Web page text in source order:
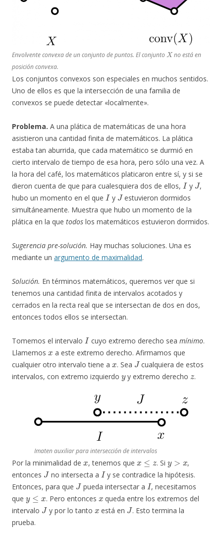
Envolvente convexa de un conjunto de puntos. El conjunto
X
no está en
posición convexa.
Los conjuntos convexos son especiales en muchos sentidos.
Uno de ellos es que la intersección de una familia de
convexos se puede detectar «localmente».
Problema. A una plática de matemáticas de una hora
asistieron una cantidad finita de matemáticos. La plática
estaba tan aburrida, que cada matemático se durmió en
cierto intervalo de tiempo de esa hora, pero sólo una vez. A
la hora del café, los matemáticos platicaron entre sí, y si se
dieron cuenta de que para cualesquiera dos de ellos,
I
y
J
,
hubo un momento en el que
I
y
J
estuvieron dormidos
simultáneamente. Muestra que hubo un momento de la
plática en la que todos los matemáticos estuvieron dormidos.
Sugerencia pre-solución. Hay muchas soluciones. Una es
mediante un argumento de maximalidad.
Solución. En términos matemáticos, queremos ver que si
tenemos una cantidad finita de intervalos acotados y
cerrados en la recta real que se intersectan de dos en dos,
entonces todos ellos se intersectan.
Tomemos el intervalo
I
cuyo extremo derecho sea mínimo.
Llamemos
x
a este extremo derecho. Afirmamos que
cualquier otro intervalo tiene a
x
. Sea
J
cualquiera de estos
intervalos, con extremo izquierdo
y
y extremo derecho
z
.
Imaten auxiliar para intersección de intervalos
Por la minimalidad de
x
, tenemos que
x≤z
. Si
,
entonces
J
no intersecta a
I
y se contradice la hipótesis.
Entonces, para que
J
pueda intersectar a
I
, necesitamos
que
y≤x
. Pero entonces
x
queda entre los extremos del
intervalo
J
y por lo tanto
x
está en
J
. Esto termina la
prueba.